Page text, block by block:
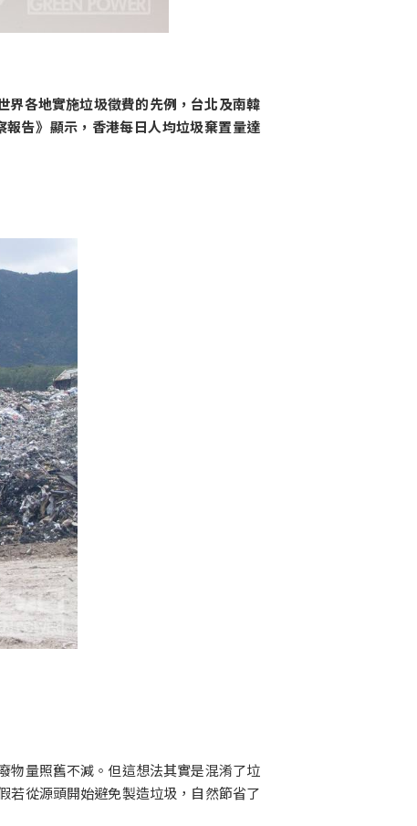
各地實施垃圾徵費的先例，台北及南韓
告》顯示，香港每日人均垃圾棄置量達
物量照舊不減。但這想法其實是混淆了垃
若從源頭開始避免製造垃圾，自然節省了